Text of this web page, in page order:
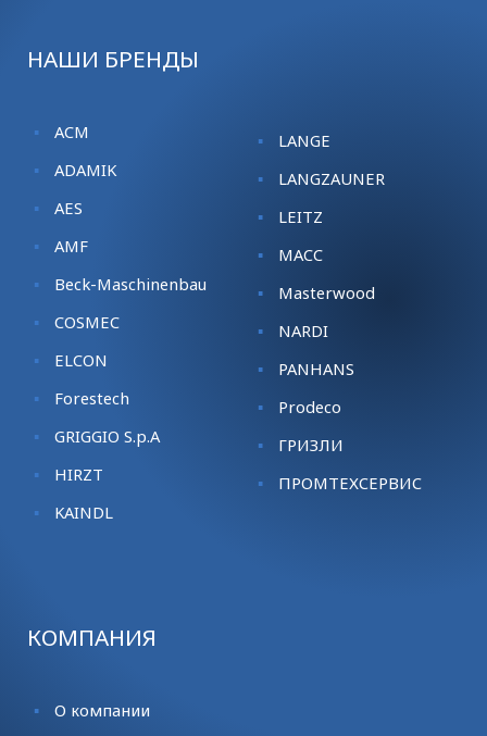
НАШИ БРЕНДЫ
ACM
ADAMIK
AES
AMF
Beck-Maschinenbau
COSMEC
ELCON
Forestech
GRIGGIO S.p.A
HIRZT
KАINDL
LANGE
LANGZAUNER
LEITZ
MACC
Masterwood
NARDI
PANHANS
Prodeco
ГРИЗЛИ
ПРОМТЕХСЕРВИС
КОМПАНИЯ
О компании